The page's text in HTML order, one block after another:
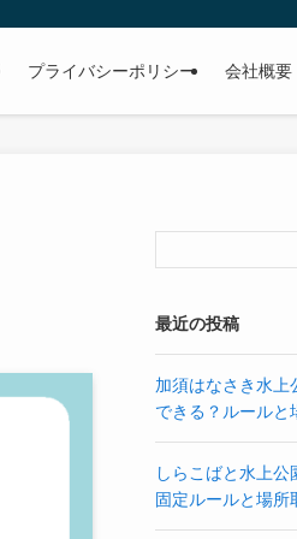
プライバシーポリシー 会社概要
最近の投稿
加須はなさき水上
できる？ルールと
しらこばと水上公
固定ルールと場所